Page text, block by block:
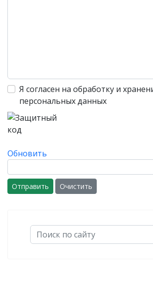
Я согласен на обработку и
персональных данных
Обновить
Отправить Очистить
Поиск